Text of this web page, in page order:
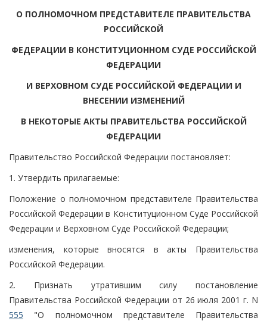
О ПОЛНОМОЧНОМ ПРЕДСТАВИТЕЛЕ ПРАВИТЕЛЬСТВА
РОССИЙСКОЙ
ФЕДЕРАЦИИ В КОНСТИТУЦИОННОМ СУДЕ РОССИЙСКОЙ
ФЕДЕРАЦИИ
И ВЕРХОВНОМ СУДЕ РОССИЙСКОЙ ФЕДЕРАЦИИ И
ВНЕСЕНИИ ИЗМЕНЕНИЙ
В НЕКОТОРЫЕ АКТЫ ПРАВИТЕЛЬСТВА РОССИЙСКОЙ
ФЕДЕРАЦИИ
Правительство Российской Федерации постановляет:
1. Утвердить прилагаемые:
Положение о полномочном представителе Правительства
Российской Федерации в Конституционном Суде Российской
Федерации и Верховном Суде Российской Федерации;
изменения, которые вносятся в акты Правительства
Российской Федерации.
2. Признать утратившим силу постановление
Правительства Российской Федерации от 26 июля 2001 г. N
555 "О полномочном представителе Правительства